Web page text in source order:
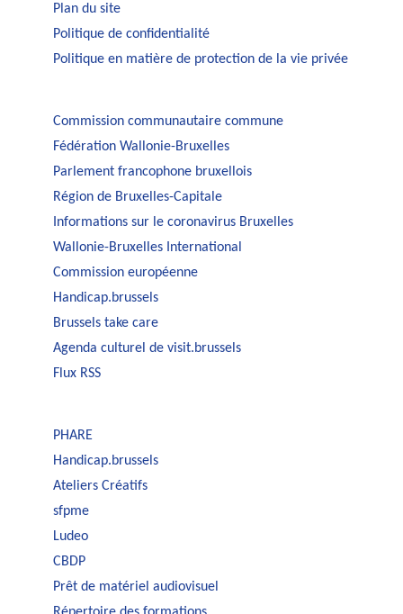
Plan du site
Politique de confidentialité
Politique en matière de protection de la vie privée
Commission communautaire commune
Fédération Wallonie-Bruxelles
Parlement francophone bruxellois
Région de Bruxelles-Capitale
Informations sur le coronavirus Bruxelles
Wallonie-Bruxelles International
Commission européenne
Handicap.brussels
Brussels take care
Agenda culturel de visit.brussels
Flux RSS
PHARE
Handicap.brussels
Ateliers Créatifs
sfpme
Ludeo
CBDP
Prêt de matériel audiovisuel